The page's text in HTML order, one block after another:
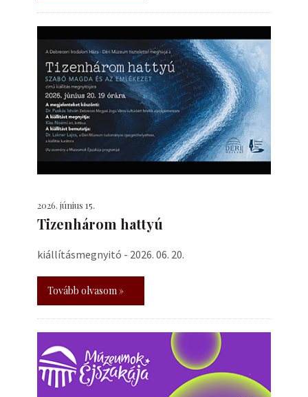
2026. június 15.
Tizenhárom hattyú
kiállításmegnyitó - 2026. 06. 20.
Tovább olvasom »